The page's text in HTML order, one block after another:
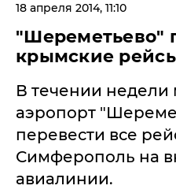
18 апреля 2014, 11:10
"Шереметьево"
крымские
В течении недели
аэропорт
перевести все
Симферополь на
авиалинии.